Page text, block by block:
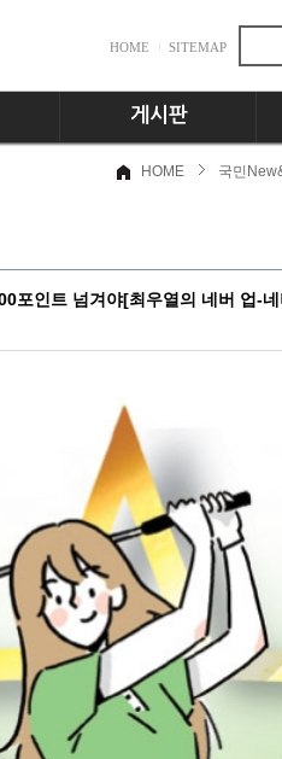
HOME SITEMAP
게시판
공지사항 HOME 국민
포인트 넘겨야[최우열의 네버 업-